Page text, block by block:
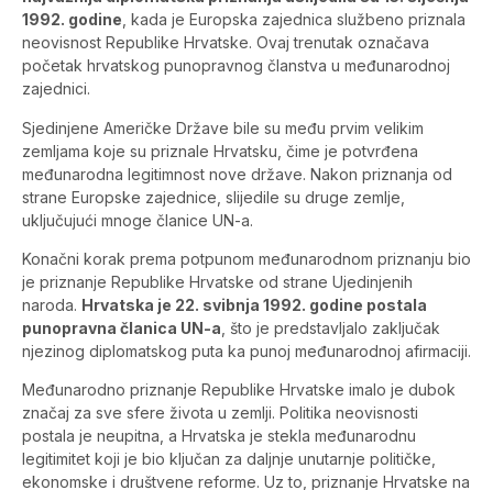
1992. godine , kada je Europska zajednica službeno priznala
neovisnost Republike Hrvatske. Ovaj trenutak označava
početak hrvatskog punopravnog članstva u međunarodnoj
zajednici.
Sjedinjene Američke Države bile su među prvim velikim
zemljama koje su priznale Hrvatsku, čime je potvrđena
međunarodna legitimnost nove države. Nakon priznanja od
strane Europske zajednice, slijedile su druge zemlje,
uključujući mnoge članice UN-a.
Konačni korak prema potpunom međunarodnom priznanju bio
je priznanje Republike Hrvatske od strane Ujedinjenih
naroda. Hrvatska je 22. svibnja 1992. godine postala
punopravna članica UN-a , što je predstavljalo zaključak
njezinog diplomatskog puta ka punoj međunarodnoj afirmaciji.
Međunarodno priznanje Republike Hrvatske imalo je dubok
značaj za sve sfere života u zemlji. Politika neovisnosti
postala je neupitna, a Hrvatska je stekla međunarodnu
legitimitet koji je bio ključan za daljnje unutarnje političke,
ekonomske i društvene reforme. Uz to, priznanje Hrvatske na